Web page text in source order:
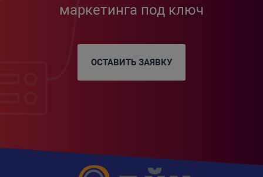
маркетинга под ключ
ОСТАВИТЬ ЗАЯВКУ